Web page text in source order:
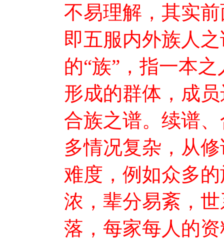
不易理解，其实
即五服内外族人
的“族”，指一本
形成的群体，成
合族之谱。续谱
多情况复杂，从
难度，例如众多
浓，辈分易紊，
落，每家每人的